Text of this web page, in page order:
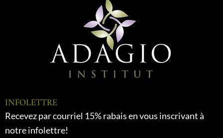
INFOLETTRE
Recevez par courriel 15% rabais en vous inscrivant à
notre infolettre!